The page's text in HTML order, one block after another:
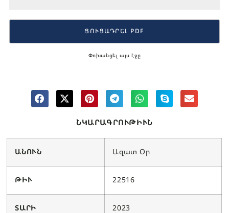
ՆԿԱՐԱԳՐՈՒԹԻՒՆ
ԱՆՈՒՆ Ազատ Օր
ԹԻՒ 22516
ՏԱՐԻ 2023
Փոխանցել այս էջը
ՑՈՒՑԱԴՐԵԼ PDF